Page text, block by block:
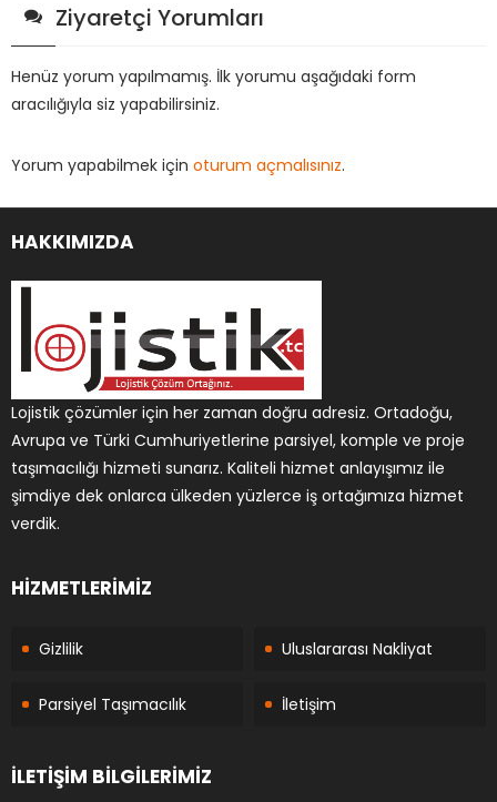
Ziyaretçi Yorumları
Henüz yorum yapılmamış. İlk yorumu aşağıdaki form
aracılığıyla siz yapabilirsiniz.
Yorum yapabilmek için oturum açmalısınız.
HAKKIMIZDA
Lojistik çözümler için her zaman doğru adresiz. Ortadoğu,
Avrupa ve Türki Cumhuriyetlerine parsiyel, komple ve proje
taşımacılığı hizmeti sunarız. Kaliteli hizmet anlayışımız ile
şimdiye dek onlarca ülkeden yüzlerce iş ortağımıza hizmet
verdik.
HİZMETLERİMİZ
Gizlilik Uluslararası Nakliyat
Parsiyel Taşımacılık İletişim
İLETİŞİM BİLGİLERİMİZ